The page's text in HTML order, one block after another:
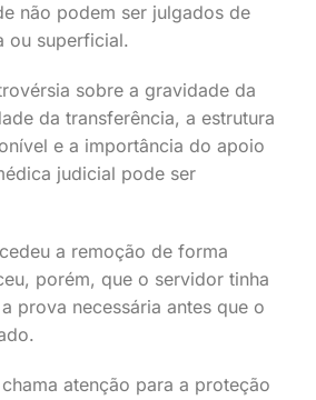
não podem ser julgados de
ou superficial.
sobre a gravidade da
da transferência, a estrutura
e a importância do apoio
judicial pode ser
a remoção de forma
porém, que o servidor tinha
prova necessária antes que o
atenção para a proteção